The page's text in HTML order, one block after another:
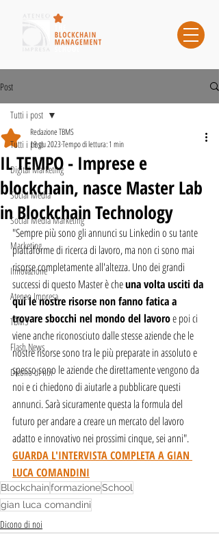
Post
Tutti i post
Digital Marketing
Social Media
Social Media Marketing
Marketing
Innovazione
Ateneo Impresa
TBMS
Flash News
Dicono di noi
Tutti i post
IL TEMPO - Imprese e
blockchain, nasce Master Lab
in Blockchain Technology
Redazione TBMS
19 giu 2023Tempo di lettura: 1 min
"Sempre più sono gli annunci su Linkedin o su tante
piattaforme di ricerca di lavoro, ma non ci sono mai
risorse completamente all'altezza. Uno dei grandi
successi di questo Master è che una volta usciti da
qui le nostre risorse non fanno fatica a
trovare sbocchi nel mondo del lavoro e poi ci
viene anche riconosciuto dalle stesse aziende che le
nostre risorse sono tra le più preparate in assoluto e
spesso sono le aziende che direttamente vengono da
noi e ci chiedono di aiutarle a pubblicare questi
annunci. Sarà sicuramente questa la formula del
futuro per andare a creare un mercato del lavoro
adatto e innovativo nei prossimi cinque, sei anni".
GUARDA L'INTERVISTA COMPLETA A GIAN
LUCA COMANDINI
BlockchainformazioneSchool
gian luca comandini
Dicono di noi